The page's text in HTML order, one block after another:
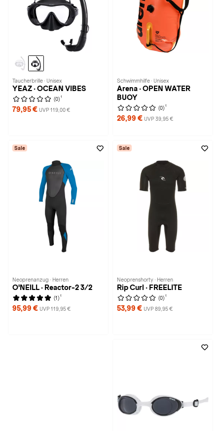
Taucherbrille · Unisex
YEAZ · OCEAN VIBES
(0) 1
79,95 € UVP 119,00 €
Schwimmhilfe · Unisex
Arena · OPEN WATER
BUOY
(0) 1
26,99 € UVP 39,95 €
Sale
Neoprenanzug · Herren
O'NEILL · Reactor-2 3/2
(1) 1
95,99 € UVP 119,95 €
Sale
Neoprenshorty · Herren
Rip Curl · FREELITE
(0) 1
53,99 € UVP 89,95 €